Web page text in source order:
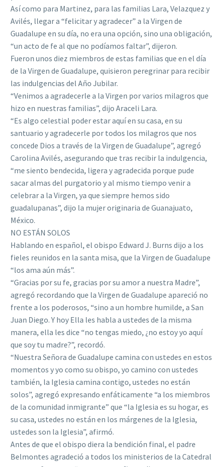
Así como para Martinez, para las familias Lara, Velazquez y
Avilés, llegar a “felicitar y agradecer” a la Virgen de
Guadalupe en su día, no era una opción, sino una obligación,
“un acto de fe al que no podíamos faltar”, dijeron.
Fueron unos diez miembros de estas familias que en el día
de la Virgen de Guadalupe, quisieron peregrinar para recibir
las indulgencias del Año Jubilar.
“Venimos a agradecerle a la Virgen por varios milagros que
hizo en nuestras familias”, dijo Araceli Lara.
“Es algo celestial poder estar aquí en su casa, en su
santuario y agradecerle por todos los milagros que nos
concede Dios a través de la Virgen de Guadalupe”, agregó
Carolina Avilés, asegurando que tras recibir la indulgencia,
“me siento bendecida, ligera y agradecida porque pude
sacar almas del purgatorio y al mismo tiempo venir a
celebrar a la Virgen, ya que siempre hemos sido
guadalupanas”, dijo la mujer originaria de Guanajuato,
México.
NO ESTÁN SOLOS
Hablando en español, el obispo Edward J. Burns dijo a los
fieles reunidos en la santa misa, que la Virgen de Guadalupe
“los ama aún más”.
“Gracias por su fe, gracias por su amor a nuestra Madre”,
agregó recordando que la Virgen de Guadalupe apareció no
frente a los poderosos, “sino a un hombre humilde, a San
Juan Diego. Y hoy Ella les habla a ustedes de la misma
manera, ella les dice “no tengas miedo, ¿no estoy yo aquí
que soy tu madre?”, recordó.
“Nuestra Señora de Guadalupe camina con ustedes en estos
momentos y yo como su obispo, yo camino con ustedes
también, la Iglesia camina contigo, ustedes no están
solos”, agregó expresando enfáticamente “a los miembros
de la comunidad inmigrante” que “la Iglesia es su hogar, es
su casa, ustedes no están en los márgenes de la Iglesia,
ustedes son la Iglesia”, afirmó.
Antes de que el obispo diera la bendición final, el padre
Belmontes agradeció a todos los ministerios de la Catedral